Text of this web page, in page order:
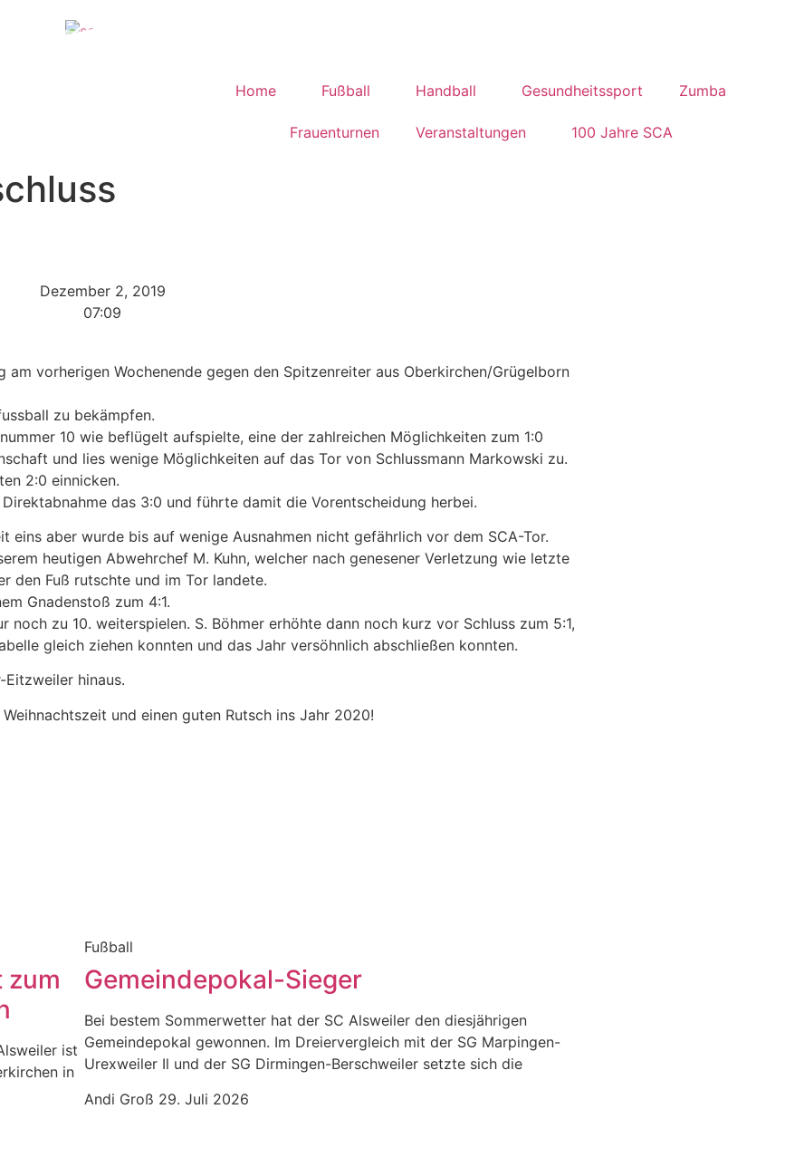
Home Fußball Handball Gesundheitssport Zumba
Frauenturnen Veranstaltungen 100 Jahre SCA
Dezember 2, 2019
07:09
vorherigen Wochenende gegen den Spitzenreiter aus Oberkirchen/Grügelborn
zu bekämpfen.
10 wie beflügelt aufspielte, eine der zahlreichen Möglichkeiten zum 1:0
und lies wenige Möglichkeiten auf das Tor von Schlussmann Markowski zu.
2:0 einnicken.
das 3:0 und führte damit die Vorentscheidung herbei.
aber wurde bis auf wenige Ausnahmen nicht gefährlich vor dem SCA-Tor.
heutigen Abwehrchef M. Kuhn, welcher nach genesener Verletzung wie letzte
den Fuß rutschte und im Tor landete.
Gnadenstoß zum 4:1.
noch zu 10. weiterspielen. S. Böhmer erhöhte dann noch kurz vor Schluss zum 5:1,
gleich ziehen konnten und das Jahr versöhnlich abschließen konnten.
hinaus.
und einen guten Rutsch ins Jahr 2020!
zum
ist
in
Fußball
Gemeindepokal-Sieger
Bei bestem Sommerwetter hat der SC Alsweiler den diesjährigen
Gemeindepokal gewonnen. Im Dreiervergleich mit der SG Marpingen-
Urexweiler Il und der SG Dirmingen-Berschweiler setzte sich die
Andi Groß 29. Juli 2026